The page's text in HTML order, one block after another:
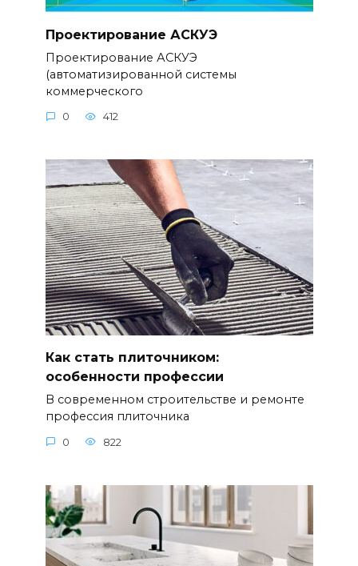
Проектирование АСКУЭ
Проектирование АСКУЭ
(автоматизированной системы
коммерческого
0 412
Как стать плиточником:
особенности профессии
В современном строительстве и ремонте
профессия плиточника
0 822